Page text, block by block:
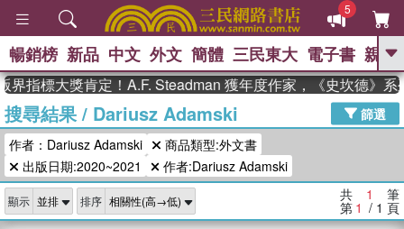
5
GO
熱搜： 東野圭吾 高希均教授回憶錄
、 The Odyssey 、 父親節 、 如果歷
史是一群喵 、
獎 臺灣漫遊錄 、 方念華
登輝時代 、 數學女孩：黎曼猜想 、
偉大的迷走神經
暢銷榜 新品 中文 外文 簡體 三民東大 電子書 親子
界指標大獎肯定！A.F. Steadman 獲年度作家，《史坎德》系
搜尋結果/ Dariusz Adamski
篩選
作者：Dariusz Adamski
商品類型:外文書
出版日期:2020~2021
作者:Dariusz Adamski
顯示 排序 共 1 筆
第 1 / 1 頁